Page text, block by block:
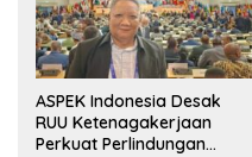
ASPEK Indonesia Desak
RUU Ketenagakerjaan
Perkuat Perlindungan